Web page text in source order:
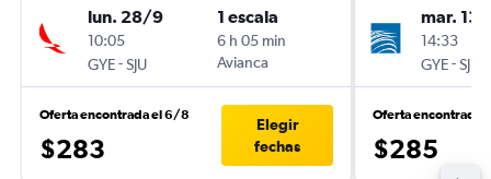
lun. 28/9
10:05
GYE-SJU
1 escala
6 h 05 min
Avianca
Oferta encontrada el 6/8
$283
Elegir
fechas
mar. 13/
14:33
GYE-SJU
Oferta encontrada
$285